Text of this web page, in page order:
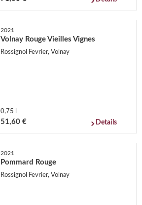
2021
Volnay Rouge Vieilles Vignes
Rossignol Fevrier, Volnay
0,75 l
51,60 € Details
2021
Pommard Rouge
Rossignol Fevrier, Volnay